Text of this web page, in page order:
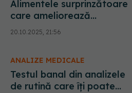
Alimentele surprinzătoare
care ameliorează
constipația, potrivit științei
20.10.2025, 21:56
ANALIZE MEDICALE
Testul banal din analizele
de rutină care îți poate